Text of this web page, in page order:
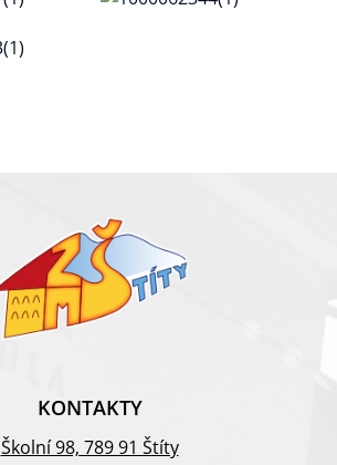
KONTAKTY
Školní 98, 789 91 Štíty